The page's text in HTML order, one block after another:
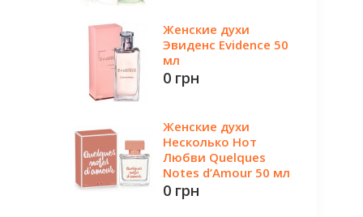
Женские духи
Эвиденс Evidence 50
мл
0 грн
Женские духи
Несколько Нот
Любви Quelques
Notes d’Amour 50 мл
0 грн